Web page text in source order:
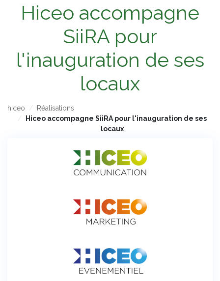
Hiceo accompagne
SiiRA pour
l'inauguration de ses
locaux
hiceo
Réalisations
Hiceo accompagne SiiRA pour l'inauguration de ses
locaux